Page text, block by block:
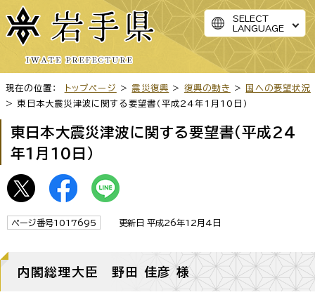
SELECT
LANGUAGE
現在の位置： トップページ > 震災復興 > 復興の動き >
国への要望状況
> 東日本大震災津波に関する要望書（平成24年1月10日）
東日本大震災津波に関する要望書（平成24
年1月10日）
ページ番号1017695 更新日 平成26年12月4日
内閣総理大臣 野田 佳彦 様